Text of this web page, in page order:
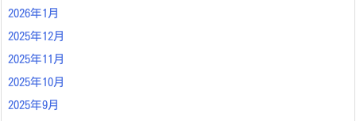
2026年1月
2025年12月
2025年11月
2025年10月
2025年9月